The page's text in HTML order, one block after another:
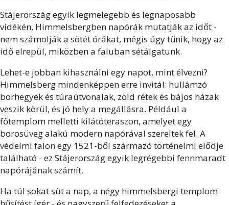
Stájerország egyik legmelegebb és legnaposabb
vidékén, Himmelsbergben napórák mutatják az időt -
nem számolják a sötét órákat, mégis úgy tűnik, hogy az
idő elrepül, miközben a faluban sétálgatunk.
Lehet-e jobban kihasználni egy napot, mint élvezni?
Himmelsberg mindenképpen erre invitál: hullámzó
borhegyek és túraútvonalak, zöld rétek és bájos házak
veszik körül, és jó hely a megállásra. Például a
főtemplom melletti kilátóteraszon, amelyet egy
borosüveg alakú modern napórával szereltek fel. A
védelmi falon egy 1521-ből származó történelmi elődje
található - ez Stájerország egyik legrégebbi fennmaradt
napórájának számít.
Ha túl sokat süt a nap, a négy himmelsbergi templom